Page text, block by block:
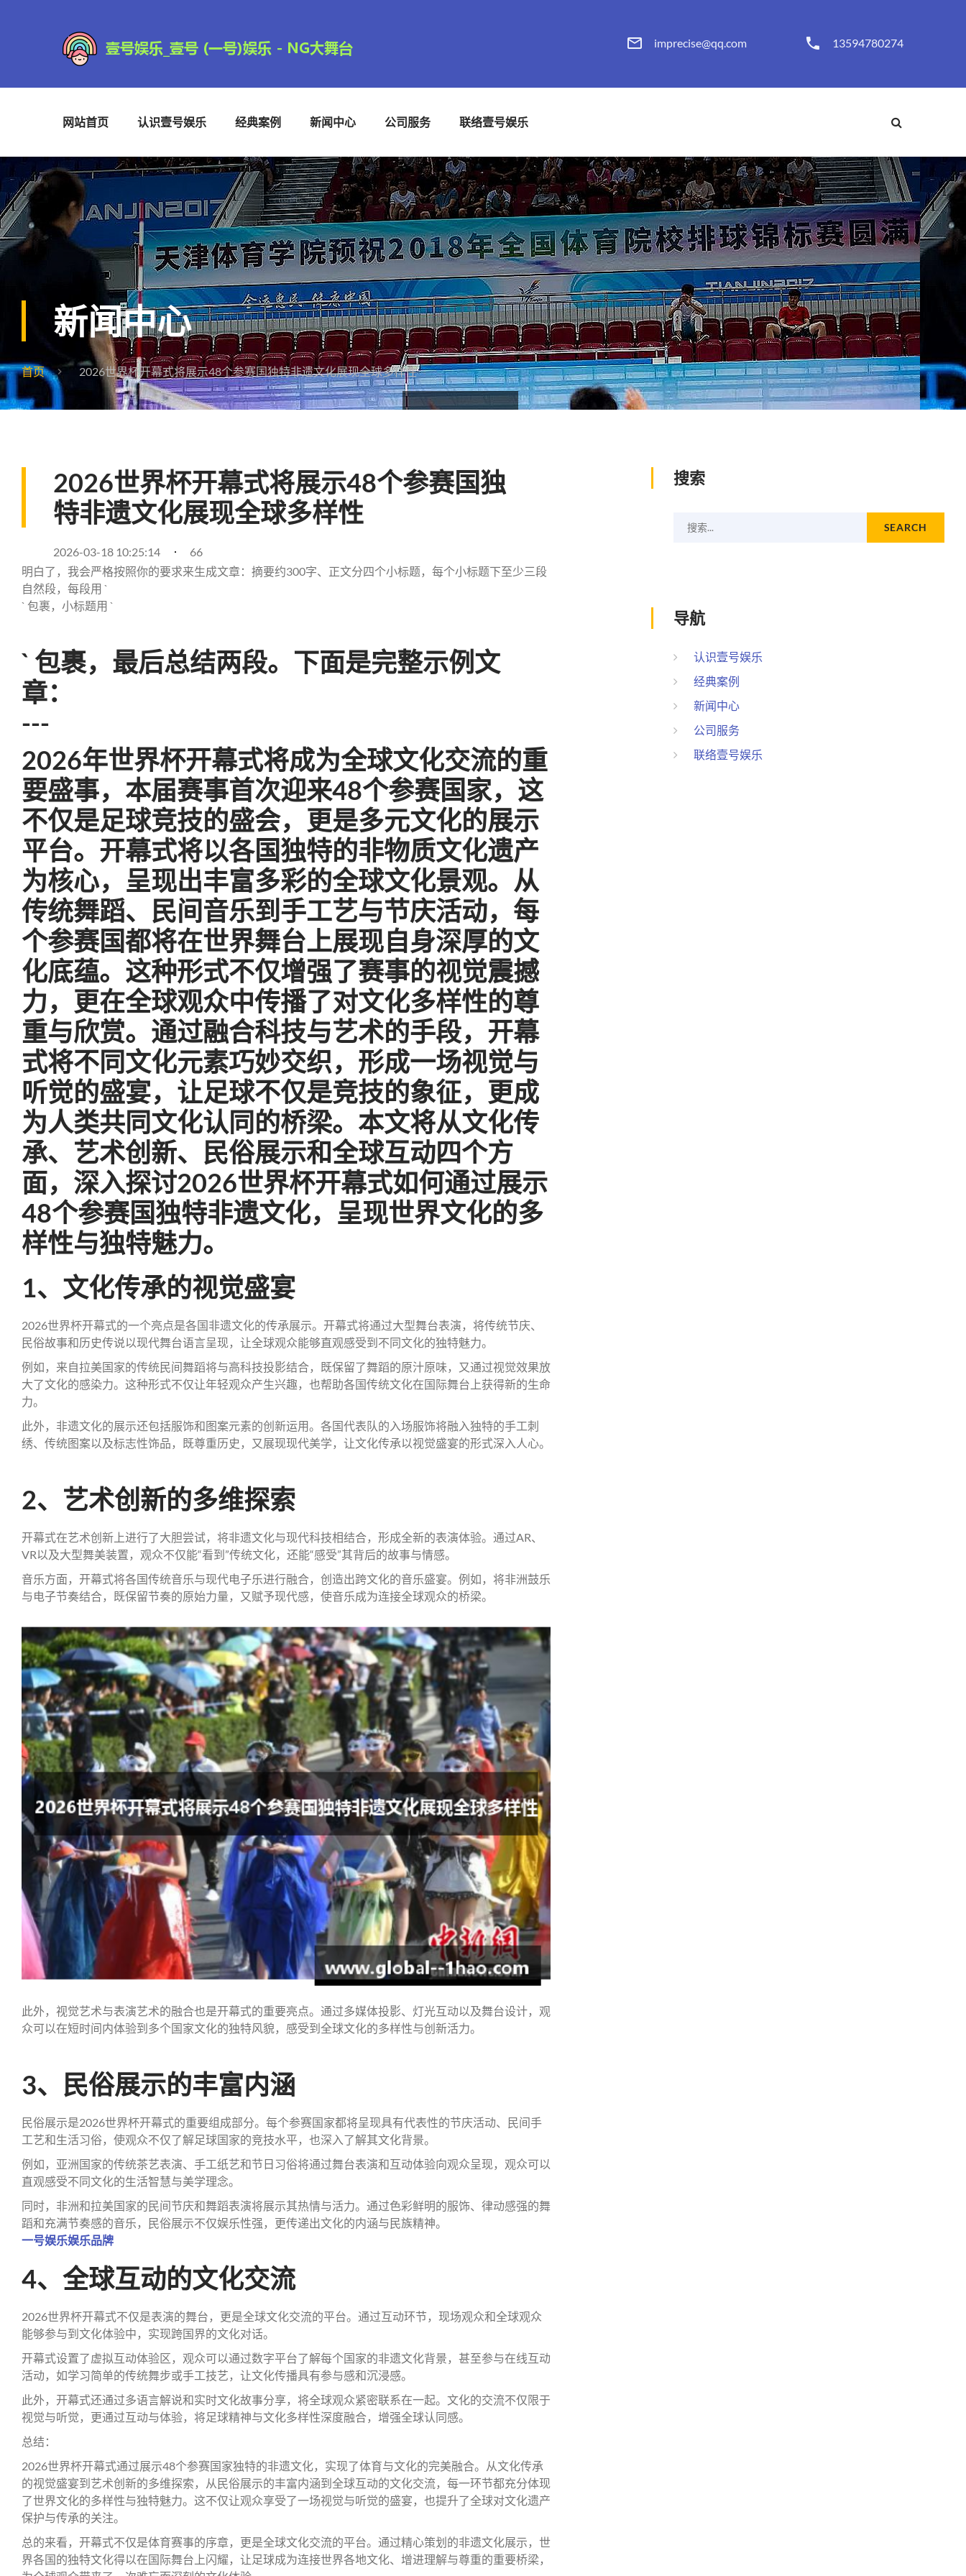
imprecise@qq.com 13594780274
网站首页 认识壹号娱乐 经典案例 新闻中心 公司服务 联络壹号娱乐
新闻中心
首页 2026世界杯开幕式将展示48个参赛国独特非遗文化展现全球多样性
2026世界杯开幕式将展示48个参赛国独
特非遗文化展现全球多样性
2026-03-18 10:25:14
66
明白了，我会严格按照你的要求来生成文章：摘要约300字、正文分四个小标题，每个小标题下至少三段
自然段，每段用 `
` 包裹，小标题用 `
` 包裹，最后总结两段。下面是完整示例文
章：
---
2026年世界杯开幕式将成为全球文化交流的重
要盛事，本届赛事首次迎来48个参赛国家，这
不仅是足球竞技的盛会，更是多元文化的展示
平台。开幕式将以各国独特的非物质文化遗产
为核心，呈现出丰富多彩的全球文化景观。从
传统舞蹈、民间音乐到手工艺与节庆活动，每
个参赛国都将在世界舞台上展现自身深厚的文
化底蕴。这种形式不仅增强了赛事的视觉震撼
力，更在全球观众中传播了对文化多样性的尊
重与欣赏。通过融合科技与艺术的手段，开幕
式将不同文化元素巧妙交织，形成一场视觉与
听觉的盛宴，让足球不仅是竞技的象征，更成
为人类共同文化认同的桥梁。本文将从文化传
承、艺术创新、民俗展示和全球互动四个方
面，深入探讨2026世界杯开幕式如何通过展示
48个参赛国独特非遗文化，呈现世界文化的多
样性与独特魅力。
1、文化传承的视觉盛宴
2026世界杯开幕式的一个亮点是各国非遗文化的传承展示。开幕式将通过大型舞台表演，将传统节庆、
民俗故事和历史传说以现代舞台语言呈现，让全球观众能够直观感受到不同文化的独特魅力。
例如，来自拉美国家的传统民间舞蹈将与高科技投影结合，既保留了舞蹈的原汁原味，又通过视觉效果放
大了文化的感染力。这种形式不仅让年轻观众产生兴趣，也帮助各国传统文化在国际舞台上获得新的生命
力。
此外，非遗文化的展示还包括服饰和图案元素的创新运用。各国代表队的入场服饰将融入独特的手工刺
绣、传统图案以及标志性饰品，既尊重历史，又展现现代美学，让文化传承以视觉盛宴的形式深入人心。
2、艺术创新的多维探索
开幕式在艺术创新上进行了大胆尝试，将非遗文化与现代科技相结合，形成全新的表演体验。通过AR、
VR以及大型舞美装置，观众不仅能“看到”传统文化，还能“感受”其背后的故事与情感。
音乐方面，开幕式将各国传统音乐与现代电子乐进行融合，创造出跨文化的音乐盛宴。例如，将非洲鼓乐
与电子节奏结合，既保留节奏的原始力量，又赋予现代感，使音乐成为连接全球观众的桥梁。
此外，视觉艺术与表演艺术的融合也是开幕式的重要亮点。通过多媒体投影、灯光互动以及舞台设计，观
众可以在短时间内体验到多个国家文化的独特风貌，感受到全球文化的多样性与创新活力。
3、民俗展示的丰富内涵
民俗展示是2026世界杯开幕式的重要组成部分。每个参赛国家都将呈现具有代表性的节庆活动、民间手
工艺和生活习俗，使观众不仅了解足球国家的竞技水平，也深入了解其文化背景。
例如，亚洲国家的传统茶艺表演、手工纸艺和节日习俗将通过舞台表演和互动体验向观众呈现，观众可以
直观感受不同文化的生活智慧与美学理念。
同时，非洲和拉美国家的民间节庆和舞蹈表演将展示其热情与活力。通过色彩鲜明的服饰、律动感强的舞
蹈和充满节奏感的音乐，民俗展示不仅娱乐性强，更传递出文化的内涵与民族精神。
一号娱乐娱乐品牌
4、全球互动的文化交流
2026世界杯开幕式不仅是表演的舞台，更是全球文化交流的平台。通过互动环节，现场观众和全球观众
能够参与到文化体验中，实现跨国界的文化对话。
开幕式设置了虚拟互动体验区，观众可以通过数字平台了解每个国家的非遗文化背景，甚至参与在线互动
活动，如学习简单的传统舞步或手工技艺，让文化传播具有参与感和沉浸感。
此外，开幕式还通过多语言解说和实时文化故事分享，将全球观众紧密联系在一起。文化的交流不仅限于
视觉与听觉，更通过互动与体验，将足球精神与文化多样性深度融合，增强全球认同感。
总结：
2026世界杯开幕式通过展示48个参赛国家独特的非遗文化，实现了体育与文化的完美融合。从文化传承
的视觉盛宴到艺术创新的多维探索，从民俗展示的丰富内涵到全球互动的文化交流，每一环节都充分体现
了世界文化的多样性与独特魅力。这不仅让观众享受了一场视觉与听觉的盛宴，也提升了全球对文化遗产
保护与传承的关注。
总的来看，开幕式不仅是体育赛事的序章，更是全球文化交流的平台。通过精心策划的非遗文化展示，世
界各国的独特文化得以在国际舞台上闪耀，让足球成为连接世界各地文化、增进理解与尊重的重要桥梁，
搜索
搜索... SEARCH
导航
认识壹号娱乐
经典案例
新闻中心
公司服务
联络壹号娱乐